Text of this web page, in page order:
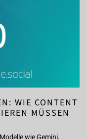
WIE CONTENT
MÜSSEN
wie Gemini,